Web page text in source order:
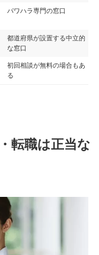
パワハラ専門の窓口
都道府県が設置する中立的
な窓口
初回相談が無料の場合もあ
る
転職は正当な